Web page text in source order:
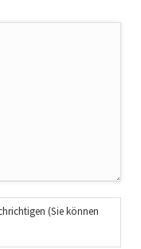
(Sie können